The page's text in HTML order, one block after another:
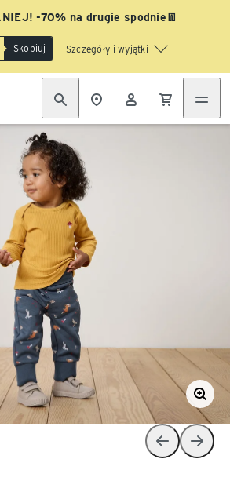
-70% na drugie spodnie👖
Skopiuj Szczegóły i wyjątki